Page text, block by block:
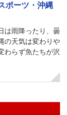
ポーツ・沖縄
は雨降ったり、曇
の天気は変わりや
わらず魚たちが沢